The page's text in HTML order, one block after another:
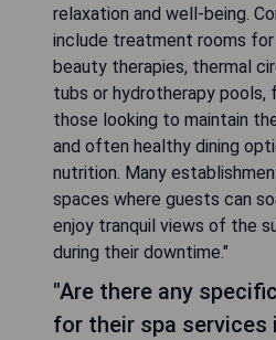
relaxation and well-being.
include treatment rooms for
beauty therapies, thermal
tubs or hydrotherapy
those looking to maintain
and often healthy dining
nutrition. Many
spaces where guests can
enjoy tranquil views of the
during their downtime."
"Are there any
for their spa services